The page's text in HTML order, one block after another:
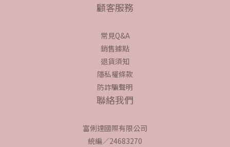
顧客服務
常見Q&A
銷售據點
退貨須知
隱私權條款
防詐騙聲明
聯絡我們
富俐達國際有限公司
統編／24683270